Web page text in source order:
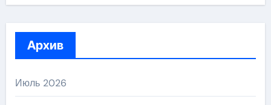
Архив
Июль 2026